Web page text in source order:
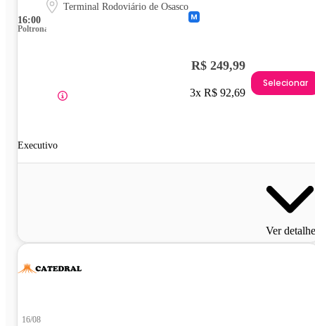
16:00
Terminal Rodoviário de Osasco
Poltrona
Executivo
R$ 249,99
3x R$ 92,69
Selecionar
Ver
16/08